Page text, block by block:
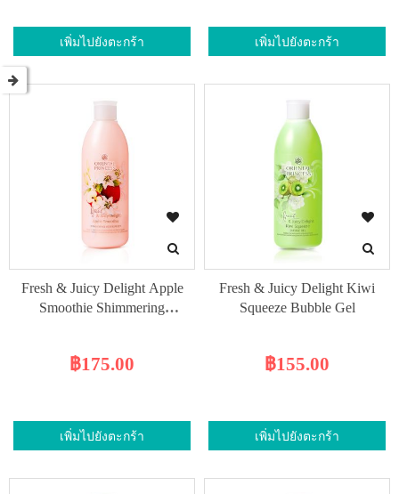
เพิ่มไปยังตะกร้า เพิ่มไปยังตะกร้า
Fresh & Juicy Delight Apple
Smoothie Shimmering
฿175.00
เพิ่มไปยังตะกร้า
Fresh & Juicy Delight Kiwi
Squeeze Bubble Gel
฿155.00
เพิ่มไปยังตะกร้า